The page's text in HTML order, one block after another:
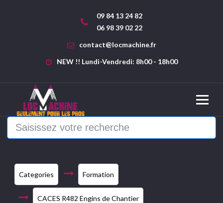
09 84 13 24 82
06 98 39 02 22
contact@locmachine.fr
NEW !! Lundi-Vendredi: 8h00 - 18h00
Categories Formation
CACES R482 Engins de Chantier